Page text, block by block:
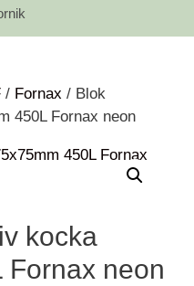
/ Fornax / Blok
450L Fornax neon
kocka
Fornax neon